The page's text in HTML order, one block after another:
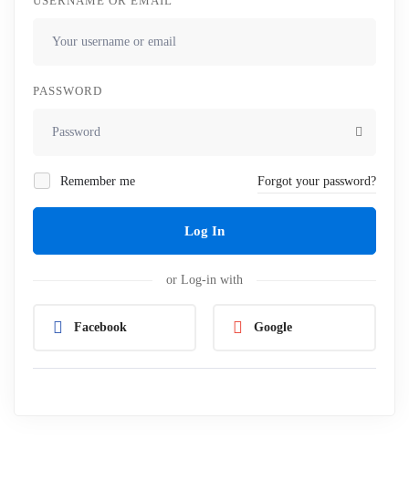
PASSWORD
Remember me Forgot your password?
Log In
or Log-in with
Facebook Google